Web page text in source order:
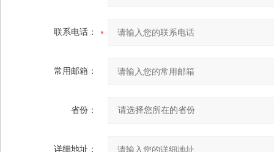
联系电话：
常用邮箱：
省份：
详细地址：